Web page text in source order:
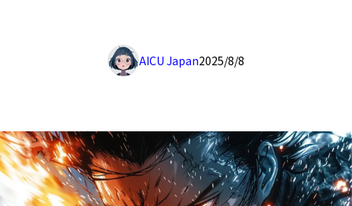
2025/8/8
AICU Japan